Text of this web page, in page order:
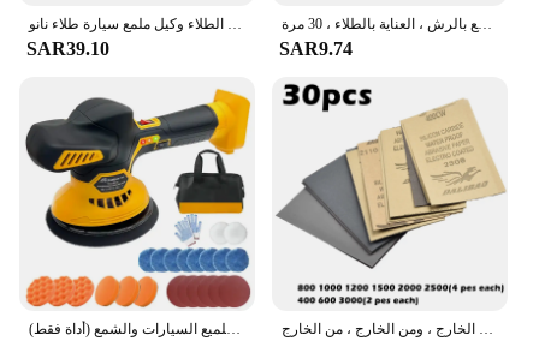
SAR39.10
بخاخ طلاء كاره للماء لإصلاح خدوش السيارات الزجاج ، 3 في 1 بخاخ طلاء سيراميك ، تلميع وشمع بالرش ، العناية بالطلاء ، 30 مرة ،
SAR9.74
ملمع عازلة للسيارة لاسلكي متوافق مع بطارية ديوالت 20 فولت، عازلة سيارة بدون فرش لتلميع السيارات والشمع (أداة فقط) ورق صنفرة رطب وجاف للسيارة ، أدوات إزالة المعادن ، السيارة ، ، من من من من الخارج ، من من الخارج ، من من الخارج ، ومن الخارج ، ومن الخارج ، ومن الخارج ، ومن الخارج ، ومن الخارج ، من الخارج